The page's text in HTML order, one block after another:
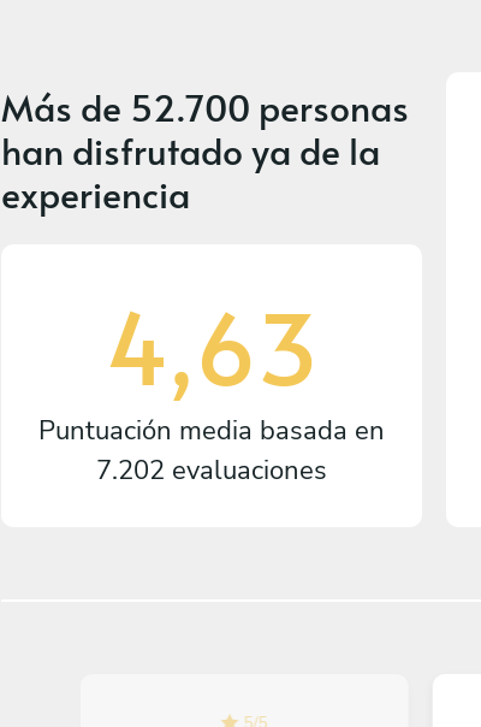
Más de 52.700 personas
han disfrutado ya de la
experiencia
4,63
Puntuación media basada en
7.202 evaluaciones